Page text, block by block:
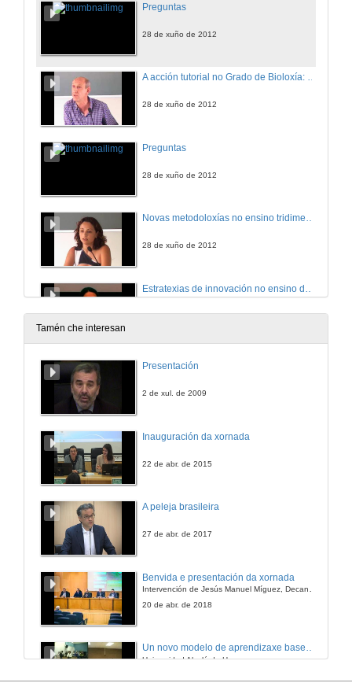
Preguntas
28 de xuño de 2012
A acción tutorial no Grado de Bioloxía: unha ferramenta para a mellora do rendemento académico.
28 de xuño de 2012
Preguntas
28 de xuño de 2012
Novas metodoloxías no ensino tridimensional da Fotogrametría
28 de xuño de 2012
28 de xuño de 2012
Tamén che interesan
Presentación
2 de xul. de 2009
Inauguración da xornada
22 de abr. de 2015
A peleja brasileira
27 de abr. de 2017
Benvida e presentación da xornada
Intervención de Jesús Manuel Míguez, Decano da Facultade de Bioloxía
20 de abr. de 2018
Un novo modelo de aprendizaxe baseado en problemas
Universidad Alcalá de Henares